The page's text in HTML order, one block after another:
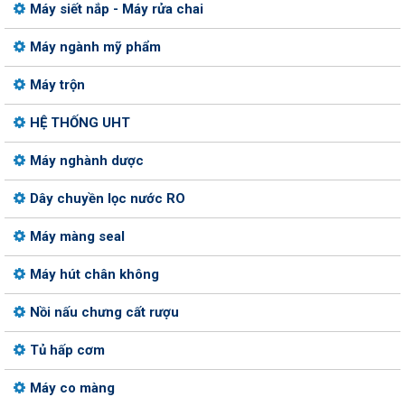
Máy siết nắp - Máy rửa chai
Máy ngành mỹ phẩm
Máy trộn
HỆ THỐNG UHT
Máy nghành dược
Dây chuyền lọc nước RO
Máy màng seal
Máy hút chân không
Nồi nấu chưng cất rượu
Tủ hấp cơm
Máy co màng